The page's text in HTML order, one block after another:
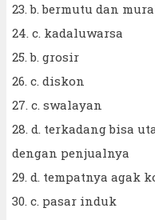
23. b. bermutu dan
24. c. kadaluwarsa
25. b. grosir
26. c. diskon
27. c. swalayan
28. d. terkadang bisa
dengan penjualnya
29. d. tempatnya agak
30. c. pasar induk